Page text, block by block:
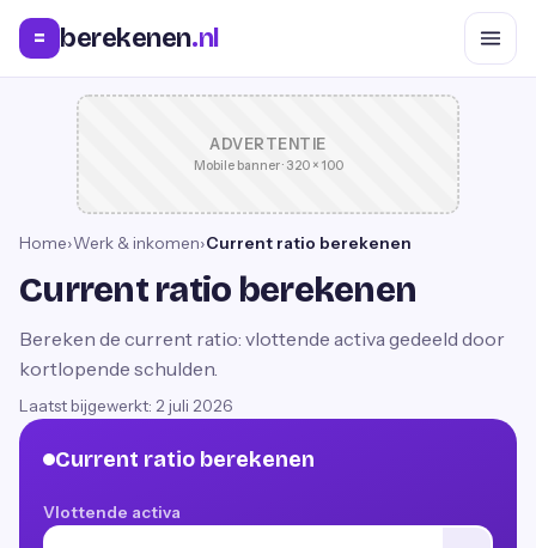
= berekenen.nl
ADVERTENTIE
Mobile banner · 320 × 100
Home›Werk & inkomen›Current ratio berekenen
Current ratio berekenen
Bereken de current ratio: vlottende activa gedeeld door
kortlopende schulden.
Laatst bijgewerkt: 2 juli 2026
Current ratio berekenen
Vlottende activa